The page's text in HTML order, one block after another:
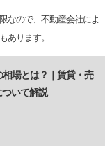
なので、不動産会社によ
あります。
場とは？｜賃貸・売
いて解説